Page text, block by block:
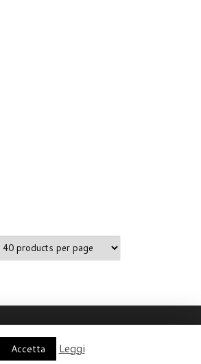
Accetta Leggi